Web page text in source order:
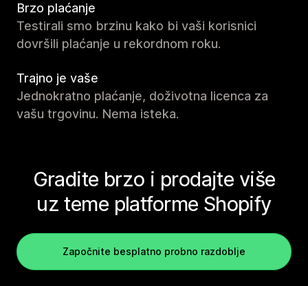
Brzo plaćanje
Testirali smo brzinu kako bi vaši korisnici
dovršili plaćanje u rekordnom roku.
Trajno je vaše
Jednokratno plaćanje, doživotna licenca za
vašu trgovinu. Nema isteka.
Gradite brzo i prodajte više
uz teme platforme Shopify
Započnite besplatno probno razdoblje